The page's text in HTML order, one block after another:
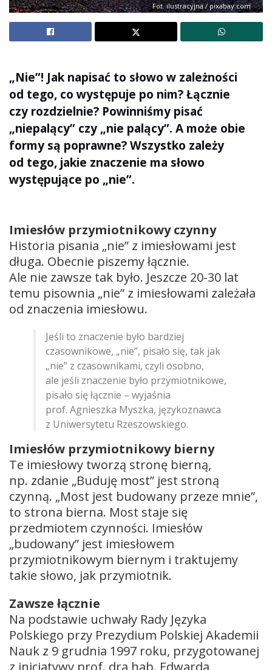
Fot. ilustracyjna / pixabay.com
„Nie”! Jak napisać to słowo w zależności
od tego, co występuje po nim? Łącznie
czy rozdzielnie? Powinniśmy pisać
„niepalący” czy „nie palący”. A może obie
formy są poprawne? Wszystko zależy
od tego, jakie znaczenie ma słowo
występujące po „nie”.
Imiesłów przymiotnikowy czynny
Historia pisania „nie” z imiesłowami jest
długa. Obecnie piszemy łącznie.
Ale nie zawsze tak było. Jeszcze 20-30 lat
temu pisownia „nie” z imiesłowami zależała
od znaczenia imiesłowu.
Jeśli to znaczenie było bardziej
czasownikowe, „nie”, pisało się, tak jak
„nie” z czasownikami, czyli osobno,
ale jeśli znaczenie było przymiotnikowe,
pisało się łącznie – wyjaśnia
prof. Agnieszka Myszka, językoznawca
z Uniwersytetu Rzeszowskiego.
Imiesłów przymiotnikowy bierny
Te imiesłowy tworzą stronę bierną,
np. zdanie „Buduję most” jest stroną
czynną. „Most jest budowany przeze mnie”,
to strona bierna. Most staje się
przedmiotem czynności. Imiesłów
„budowany” jest imiesłowem
przymiotnikowym biernym i traktujemy
takie słowo, jak przymiotnik.
Zawsze łącznie
Na podstawie uchwały Rady Języka
Polskiego przy Prezydium Polskiej Akademii
Nauk z 9 grudnia 1997 roku, przygotowanej
z inicjatywy prof. dra hab. Edwarda